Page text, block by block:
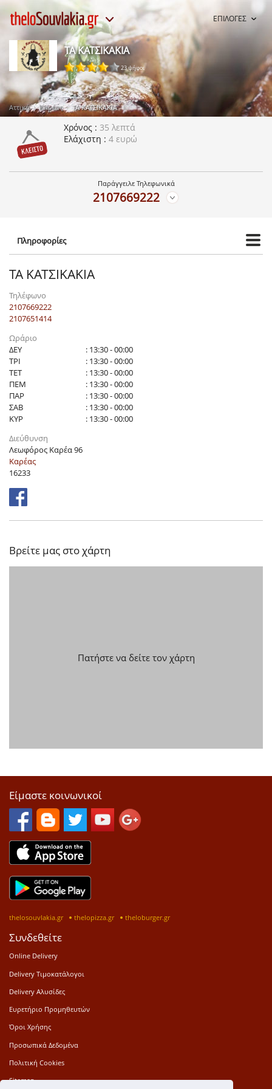
ΕΠΙΛΟΓΕΣ
ΤΑ ΚΑΤΣΙΚΑΚΙΑ
23 ψήφοι
Αττική Καρέας ΤΑ ΚΑΤΣΙΚΑΚΙΑ
Χρόνος
35 λεπτά
Ελάχιστη
4 ευρώ
Παράγγειλε Τηλεφωνικά
2107669222
Πληροφορίες
ΤΑ ΚΑΤΣΙΚΑΚΙΑ
Τηλέφωνο
2107669222
2107651414
Ωράριο
ΔΕΥ
: 13:30 - 00:00
ΤΡΙ
: 13:30 - 00:00
ΤΕΤ
: 13:30 - 00:00
ΠΕΜ
: 13:30 - 00:00
ΠΑΡ
: 13:30 - 00:00
ΣΑΒ
: 13:30 - 00:00
ΚΥΡ
: 13:30 - 00:00
Διεύθυνση
Λεωφόρος Καρέα 96
Καρέας
16233
Βρείτε μας στο χάρτη
Πατήστε να δείτε τον χάρτη
Είμαστε κοινωνικοί
thelosouvlakia.gr thelopizza.gr theloburger.gr
Συνδεθείτε
Online Delivery
Delivery Τιμοκατάλογοι
Delivery Αλυσίδες
Ευρετήριο Προμηθευτών
Όροι Χρήσης
Προσωπικά Δεδομένα
Πολιτική Cookies
Sitemap